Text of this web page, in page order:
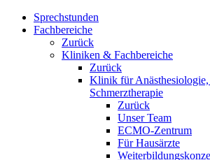
Sprechstunden
Fachbereiche
Zurück
Kliniken & Fachbereiche
Zurück
Klinik für
Schmerztherapie
Zurück
Unser Team
ECMO-Zentrum
Für Hausärzte